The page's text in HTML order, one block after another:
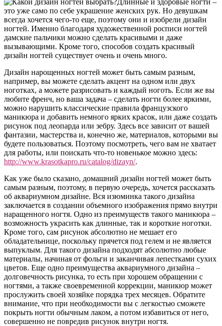
это уже само по себе украшение женских рук. Но девушкам
всегда хочется чего-то еще, поэтому они и изобрели дизайн
ногтей. Именно благодаря художественной росписи ногтей
дамские пальчики можно сделать красивыми и даже
вызывающими. Кроме того, способов создать красивый
дизайн ногтей существует очень и очень много.
Дизайн нарощенных ногтей может быть самым разным,
например, вы можете сделать акцент на одном или двух
ноготках, а можете разрисовать и каждый ноготь. Если же вы
любите френч, но ваша задача – сделать ногти более яркими,
можно нарушить классические правила французского
маникюра и добавить немного ярких красок, или даже создать
рисунок под леопарда или зебру. Здесь все зависит от вашей
фантазии, мастерства и, конечно же, материалов, которыми вы
будете пользоваться. Поэтому посмотреть, чего вам не хватает
для работы, или поискать что-то новенькое можно здесь:
http://www.krasotkapro.ru/catalog/dizayn/.
Как уже было сказано, домашний дизайн ногтей может быть
самым разным, поэтому, в первую очередь, хочется рассказать
об аквариумном дизайне. Вся изюминка такого дизайна
заключается в создании объемного изображения прямо внутри
наращенного ногтя. Одно из преимуществ такого маникюра –
возможность украсить как длинные, так и короткие ноготки.
Кроме того, сам рисунок абсолютно не мешает его
обладательнице, поскольку прячется под гелем и не является
выпуклым. Для такого дизайна подходят абсолютно любые
материалы, начиная от фольги и заканчивая лепестками сухих
цветов. Еще одно преимущества аквариумного дизайна –
долговечность рисунка, то есть при хорошем обращении с
ногтями, а также своевременной коррекции, маникюр может
прослужить своей хозяйке порядка трех месяцев. Обратите
внимание, что при необходимости вы с легкостью сможете
покрыть ногти обычным лаком, а потом избавиться от него,
совершенно не повредив рисунок внутри ногтя.